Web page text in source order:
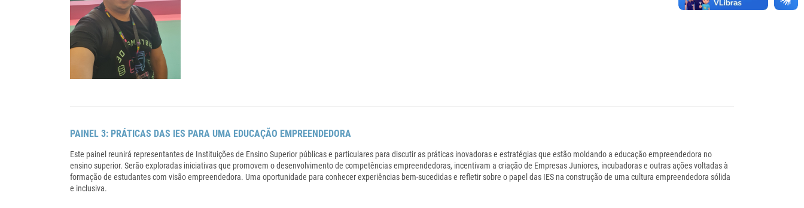
PAINEL 3: PRÁTICAS DAS IES PARA UMA EDUCAÇÃO EMPREENDEDORA
Este painel reunirá representantes de Instituições de Ensino Superior públicas e particulares para discutir as práticas inovadoras e estratégias que estão moldando a educação empreendedora no
ensino superior. Serão exploradas iniciativas que promovem o desenvolvimento de competências empreendedoras, incentivam a criação de Empresas Juniores, incubadoras e outras ações voltadas à
formação de estudantes com visão empreendedora. Uma oportunidade para conhecer experiências bem-sucedidas e refletir sobre o papel das IES na construção de uma cultura empreendedora sólida
e inclusiva.